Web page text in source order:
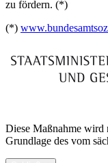
zu fördern. (*)
(*)
Diese Maßnahme wird
Grundlage des vom